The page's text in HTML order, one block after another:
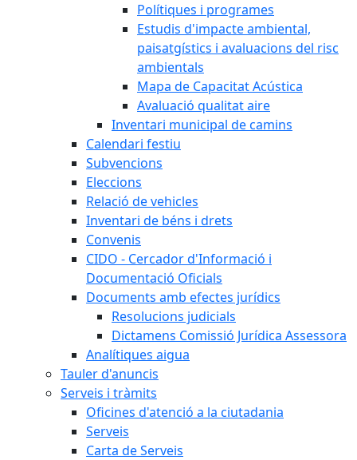
Polítiques i programes
Estudis d'impacte ambiental,
paisatgístics i avaluacions del risc
ambientals
Mapa de Capacitat Acústica
Avaluació qualitat aire
Inventari municipal de camins
Calendari festiu
Subvencions
Eleccions
Relació de vehicles
Inventari de béns i drets
Convenis
CIDO - Cercador d'Informació i
Documentació Oficials
Documents amb efectes jurídics
Resolucions judicials
Dictamens Comissió Jurídica Assessora
Analítiques aigua
Tauler d'anuncis
Serveis i tràmits
Oficines d'atenció a la ciutadania
Serveis
Carta de Serveis